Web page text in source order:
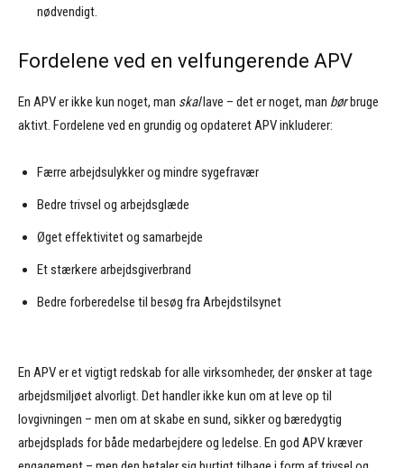
nødvendigt.
Fordelene ved en velfungerende APV
En APV er ikke kun noget, man skallave – det er noget, man børbruge
aktivt. Fordelene ved en grundig og opdateret APV inkluderer:
Færre arbejdsulykker og mindre sygefravær
Bedre trivsel og arbejdsglæde
Øget effektivitet og samarbejde
Et stærkere arbejdsgiverbrand
Bedre forberedelse til besøg fra Arbejdstilsynet
En APV er et vigtigt redskab for alle virksomheder, der ønsker at tage
arbejdsmiljøet alvorligt. Det handler ikke kun om at leve op til
lovgivningen – men om at skabe en sund, sikker og bæredygtig
arbejdsplads for både medarbejdere og ledelse. En god APV kræver